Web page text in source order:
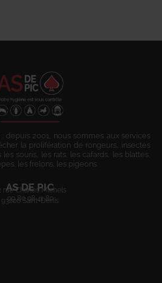
depuis 2001, nous sommes aux services
la prolifération de rongeurs, insectes
souris, les rats, les cafards, les blattes,
les frelons, les pigeons.
AS DE PIC
rue Charles Michels
93200 Saint-Denis
09 80 08 41 80